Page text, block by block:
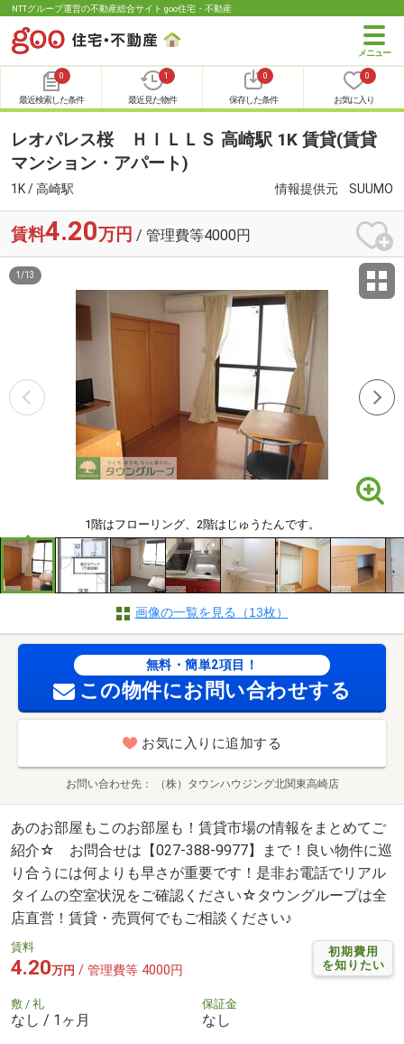
NTTグループ運営の不動産総合サイト goo住宅・不動産
0
最近検索した条件
1
最近見た物件
0
保存した条件
0
お気に入り
レオパレス桜 ＨＩＬＬＳ 高崎駅 1K 賃貸(賃貸
マンション・アパート)
1K / 高崎駅 情報提供元 SUUMO
賃料4.20万円 / 管理費等4000円
1階はフローリング、2階はじゅうたんです。
1 /13
画像の一覧を見る（13枚）
無料・簡単2項目！
この物件にお問い合わせする
お気に入りに追加する
お問い合わせ先 （株）タウンハウジング北関東高崎店
あのお部屋もこのお部屋も！賃貸市場の情報をまとめてご
紹介☆ お問合せは【027-388-9977】まで！良い物件に巡
り合うには何よりも早さが重要です！是非お電話でリアル
タイムの空室状況をご確認ください☆タウングループは全
店直営！賃貸・売買何でもご相談ください♪
初期費用
を知りたい
賃料
4.20万円 / 管理費等 4000円
敷 / 礼
なし / 1ヶ月
保証金
なし